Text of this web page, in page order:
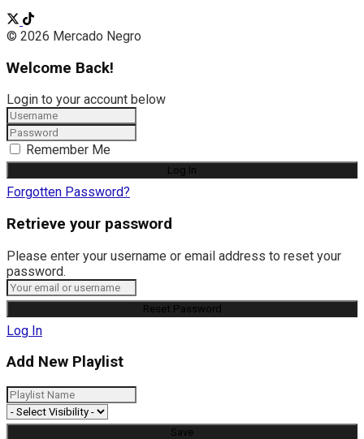
© 2026 Mercado Negro
Welcome Back!
Login to your account below
Remember Me
Forgotten Password?
Retrieve your password
Please enter your username or email address to reset your
password.
Log In
Add New Playlist